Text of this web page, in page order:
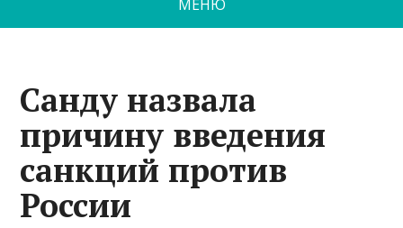
МЕНЮ
Санду назвала
причину введения
санкций против
России